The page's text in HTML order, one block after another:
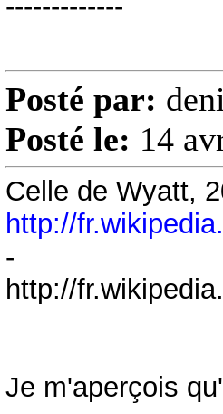
Posté par:
Posté le: 14
Celle de Wyatt,
http://
-
http://
Je m'aperçois